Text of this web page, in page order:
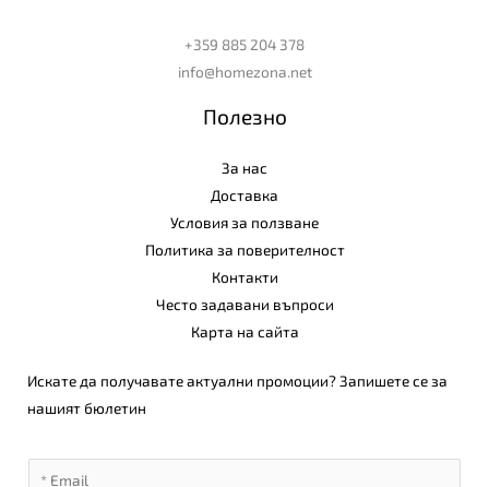
+359 885 204 378
info@homezona.net
Полезно
За нас
Доставка
Условия за ползване
Политика за поверителност
Контакти
Често задавани въпроси
Карта на сайта
Искате да получавате актуални промоции? Запишете се за
нашият бюлетин